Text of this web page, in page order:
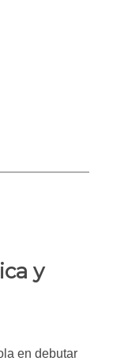
y
en debutar